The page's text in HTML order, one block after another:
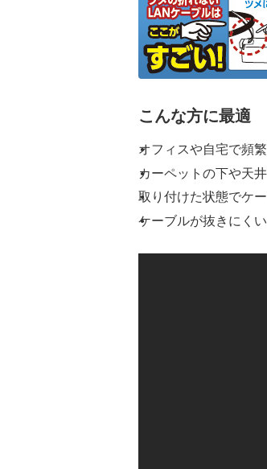
こんな方に最適
オフィスや自宅で頻
カーペットの下や天
取り付けた状態でケ
ケーブルが抜きにく